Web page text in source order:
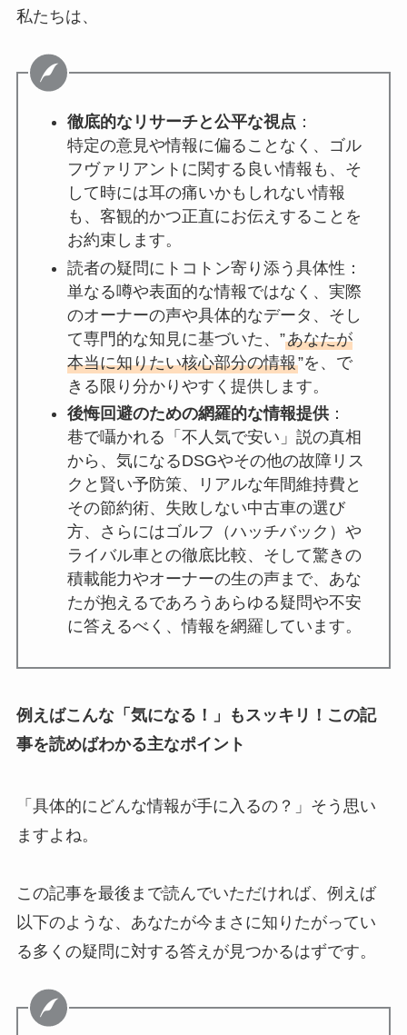
私たちは、
徹底的なリサーチと公平な視点 ：
特定の意見や情報に偏ることなく、ゴル
フヴァリアントに関する良い情報も、そ
して時には耳の痛いかもしれない情報
も、客観的かつ正直にお伝えすることを
お約束します。
読者の疑問にトコトン寄り添う具体性：
単なる噂や表面的な情報ではなく、実際
のオーナーの声や具体的なデータ、そし
て専門的な知見に基づいた、”あなたが
本当に知りたい核心部分の情報”を、で
きる限り分かりやすく提供します。
後悔回避のための網羅的な情報提供：
巷で囁かれる「不人気で安い」説の真相
から、気になるDSGやその他の故障リス
クと賢い予防策、リアルな年間維持費と
その節約術、失敗しない中古車の選び
方、さらにはゴルフ（ハッチバック）や
ライバル車との徹底比較、そして驚きの
積載能力やオーナーの生の声まで、あな
たが抱えるであろうあらゆる疑問や不安
に答えるべく、情報を網羅しています。
例えばこんな「気になる！」もスッキリ！この記
事を読めばわかる主なポイント
「具体的にどんな情報が手に入るの？」そう思い
ますよね。
この記事を最後まで読んでいただければ、例えば
以下のような、あなたが今まさに知りたがってい
る多くの疑問に対する答えが見つかるはずです。